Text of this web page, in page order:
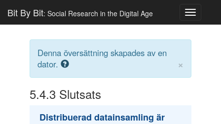
Toggle
Bit By Bit: Social Research in the Digital Age
Denna översättning skapades av en
dator.
×
5.4.3 Slutsats
Distribuerad datainsamling är